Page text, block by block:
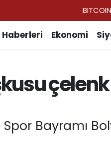
DOLAR
Ekonomi
Bayramı